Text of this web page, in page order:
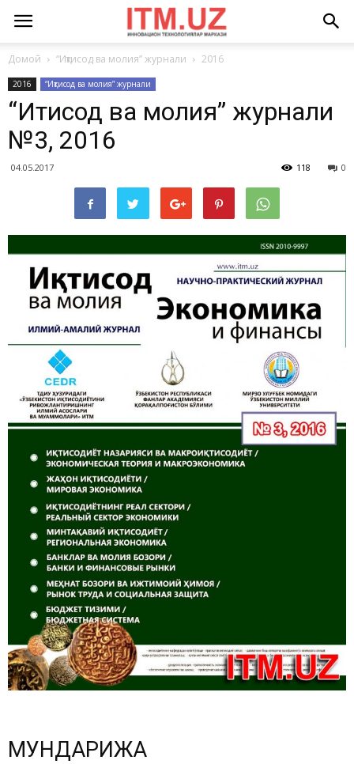
Домой “Иқтисод ва молия” журнали 2016
2016 “Иқтисод ва молия” журнали
“Иқтисод ва молия” журнали
№3, 2016
04.05.2017 0
118
МУНДАРИЖА